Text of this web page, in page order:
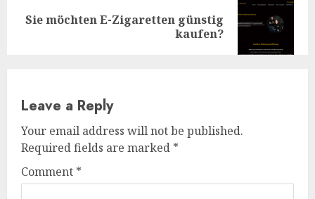
Next
Sie möchten E-Zigaretten günstig
kaufen?
Leave a Reply
Your email address will not be published.
Required fields are marked *
Comment *